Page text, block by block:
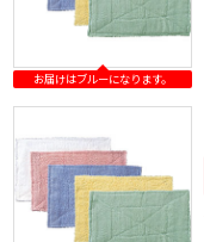
お届けはブルーになります。